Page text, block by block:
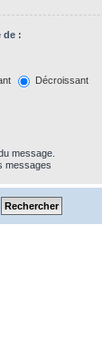
de :
Décroissant
message.
messages